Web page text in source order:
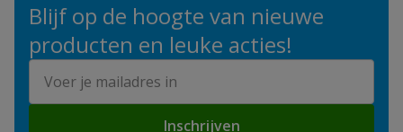
Blijf op de hoogte van nieuwe
producten en leuke acties!
Inschrijven